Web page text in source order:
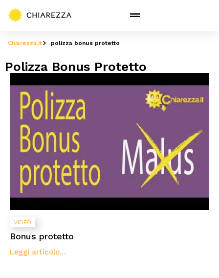
Chiarezza.it polizza bonus protetto
Polizza Bonus Protetto
VIDEO
Bonus protetto
Leggi articolo...